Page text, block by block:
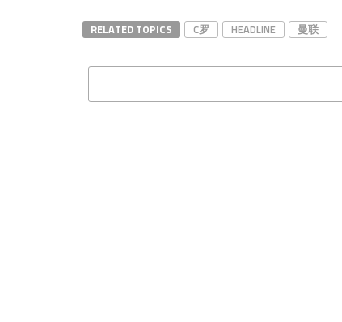
RELATED TOPICS C罗 HEADLINE 曼联